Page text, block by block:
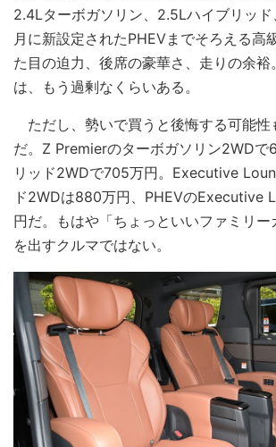
2.4Lターボガソリン、2.5Lハイブリッ
月に新設定されたPHEVまでそろえる高
た目の迫力、後席の豪華さ、走りの余
は、もう過剰なくらいある。
ただし、勢いで買うと後悔する可能性
だ。Z Premierのターボガソリン2WDで
リッド2WDで705万円。Executive
ド2WDは880万円、PHEVのExecutive
円だ。もはや「ちょっといいファミリ
を出すクルマではない。